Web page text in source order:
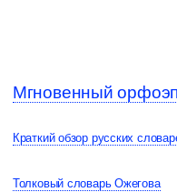
Мгновенный
Краткий обзор русских
Толковый словарь Ожегова